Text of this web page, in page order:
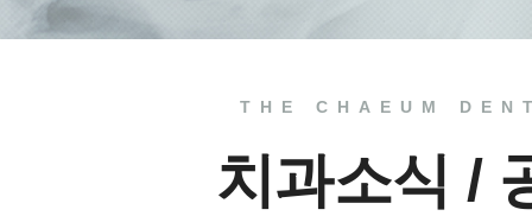
THE CHAEUM
치과소식 /